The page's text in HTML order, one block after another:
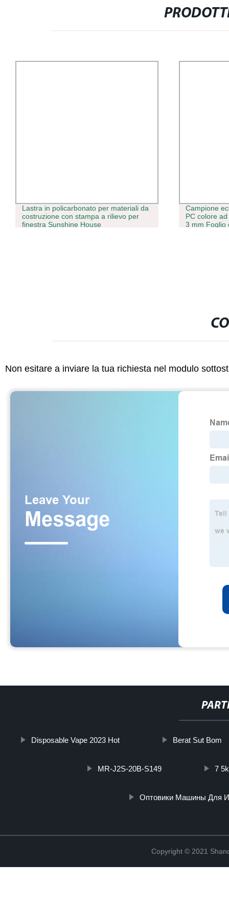
Lastra in policarbonato per materiali da
costruzione con stampa a rilievo per
finestra Sunshine House
Campione
PC colore
3 mm Foglio
Non esitare a inviare la tua richiesta nel modulo
Disposable Vape 2023 Hot Berat Sut Bom
MR-J2S-20B-S149 7
Оптовики Машины Для
Copyright © 2021